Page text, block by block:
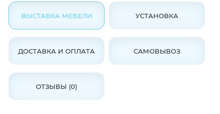
ВЫСТАВКА МЕБЕЛИ УСТАНОВКА
ДОСТАВКА И ОПЛАТА САМОВЫВОЗ
ОТЗЫВЫ (0)